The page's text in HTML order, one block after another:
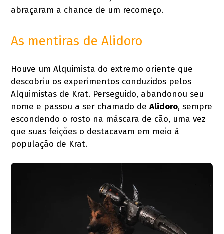
abraçaram a chance de um recomeço.
As mentiras de Alidoro
Houve um Alquimista do extremo oriente que
descobriu os experimentos conduzidos pelos
Alquimistas de Krat. Perseguido, abandonou seu
nome e passou a ser chamado deAlidoro, sempre
escondendo o rosto na máscara de cão, uma vez
que suas feições o destacavam em meio à
população de Krat.